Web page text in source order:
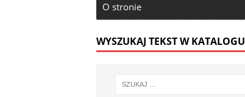
O stronie
WYSZUKAJ TEKST W KATALOGU